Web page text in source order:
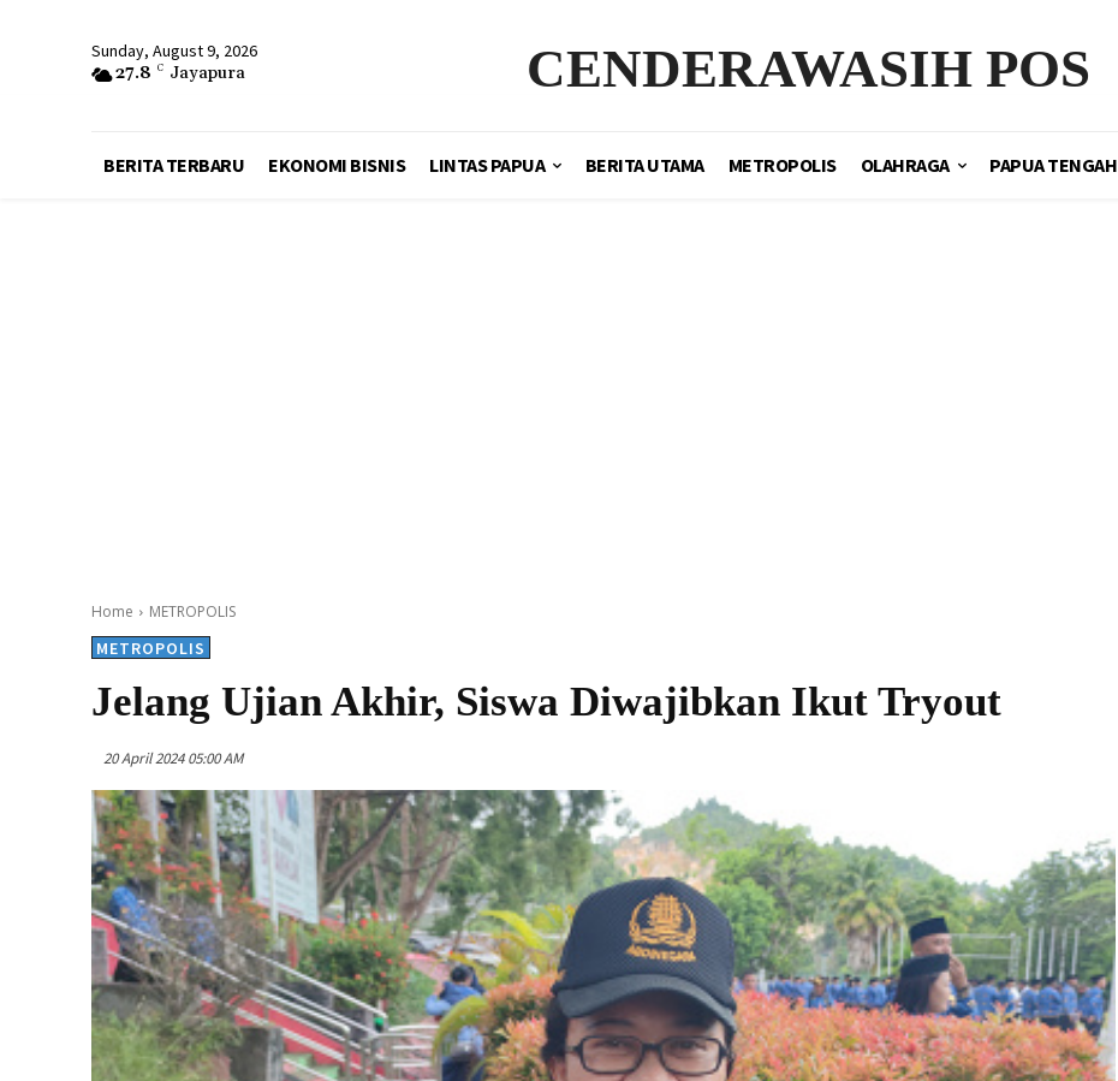
Sunday, August 9, 2026
27.8 C Jayapura CENDERAWASIH POS
BERITA TERBARU EKONOMI BISNIS LINTAS PAPUA BERITA UTAMA METROPOLIS OLAHRAGA PAPUA TENGAH
Home METROPOLIS
METROPOLIS
Jelang Ujian Akhir, Siswa Diwajibkan Ikut Tryout
20 April 2024 05:00 AM